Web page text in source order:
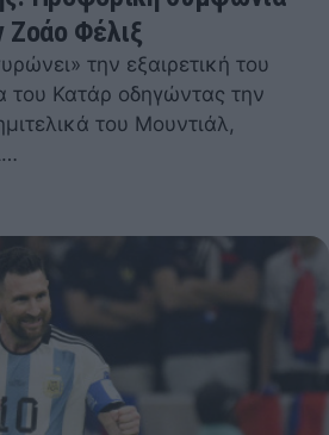
Ζοάο Φέλιξ
την εξαιρετική του
του Κατάρ οδηγώντας την
του Μουντιάλ,